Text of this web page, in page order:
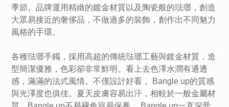
季節。品牌運用精緻的鍍金材質以及陶瓷般的琺瑯，創造
大眾易接近的奢侈品，不做過多的裝飾，創作出不同魅力
風格的手環。
各種琺瑯手鐲，採用高超的傳統琺瑯工藝與鍍金材質，造
型簡潔優雅，色彩卻非常鮮明。看上去色澤水潤有通透
感，滿滿的法式風情。不僅設計好看， Bangle up的質感
與光澤度也俱佳。夏天皮膚容易出汗，相較於一般金屬材